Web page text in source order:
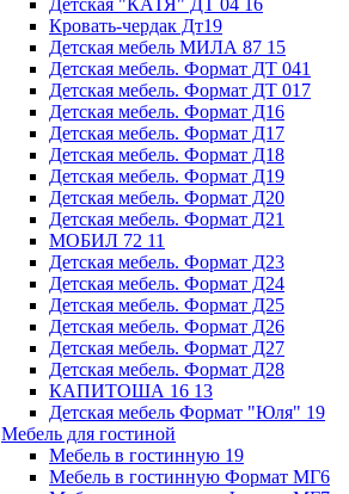
Детская "КАТЯ" ДТ 04 16
Кровать-чердак Дт19
Детская мебель МИЛА 87 15
Детская мебель. Формат ДТ 041
Детская мебель. Формат ДТ 017
Детская мебель. Формат Д16
Детская мебель. Формат Д17
Детская мебель. Формат Д18
Детская мебель. Формат Д19
Детская мебель. Формат Д20
Детская мебель. Формат Д21
МОБИЛ 72 11
Детская мебель. Формат Д23
Детская мебель. Формат Д24
Детская мебель. Формат Д25
Детская мебель. Формат Д26
Детская мебель. Формат Д27
Детская мебель. Формат Д28
КАПИТОША 16 13
Детская мебель Формат "Юля" 19
Мебель для гостиной
Мебель в гостинную 19
Мебель в гостинную Формат МГ6